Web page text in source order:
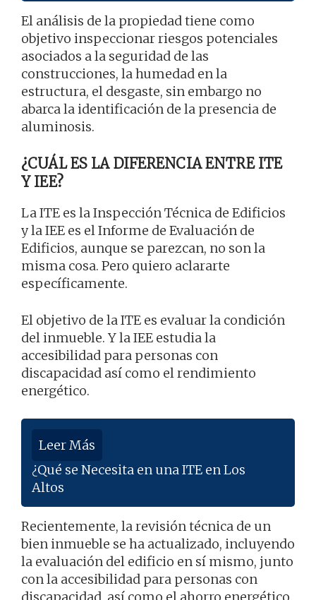
El análisis de la propiedad tiene como
objetivo inspeccionar riesgos potenciales
asociados a la seguridad de las
construcciones, la humedad en la
estructura, el desgaste, sin embargo no
abarca la identificación de la presencia de
aluminosis.
¿CUÁL ES LA DIFERENCIA ENTRE ITE
Y IEE?
La ITE es la Inspección Técnica de Edificios
y la IEE es el Informe de Evaluación de
Edificios, aunque se parezcan, no son la
misma cosa. Pero quiero aclararte
específicamente.
El objetivo de la ITE es evaluar la condición
del inmueble. Y la IEE estudia la
accesibilidad para personas con
discapacidad así como el rendimiento
energético.
Leer Más
¿Qué se Necesita en una ITE en Los
Altos
Recientemente, la revisión técnica de un
bien inmueble se ha actualizado, incluyendo
la evaluación del edificio en sí mismo, junto
con la accesibilidad para personas con